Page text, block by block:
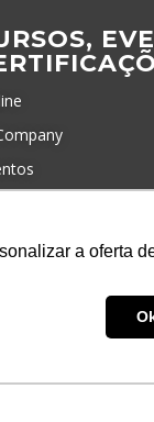
a oferta